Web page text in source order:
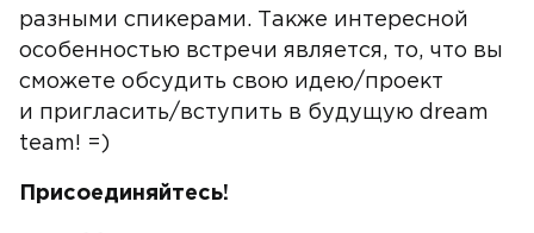
разными спикерами. Также интересной
особенностью встречи является, то, что вы
сможете обсудить свою идею/проект
и пригласить/вступить в будущую dream
team! =)
Присоединяйтесь!